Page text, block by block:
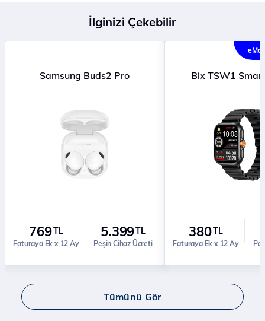
İlginizi Çekebilir
Samsung Buds2 Pro
769TL
Faturaya Ek x 12 Ay
5.399TL
Peşin Cihaz Ücreti
Bix TSW1
380TL
Faturaya Ek x 12 Ay
Tümünü Gör